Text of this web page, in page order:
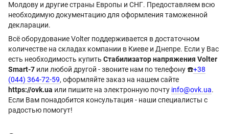
Молдову и другие страны Европы и СНГ. Предоставляем всю
необходимую документацию для оформления таможенной
декларации.
Всё оборудование Volter поддерживается в достаточном
количестве на складах компании в Киеве и Днепре. Если у Вас
есть необходимость купить Стабилизатор напряжения Volter
Smart-7 или любой другой - звоните нам по телефону ☎️+38
(044) 364-72-59, оформляйте заказ на нашем сайте
https://ovk.ua или пишите на электронную почту info@ovk.ua.
Если Вам понадобится консультация - наши специалисты с
радостью помогут!